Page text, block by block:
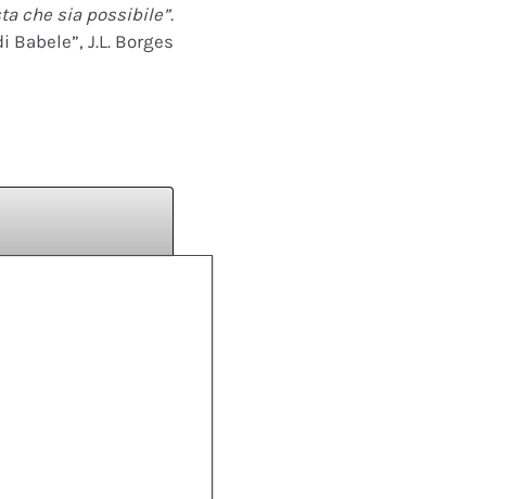
che sia possibile”.
Babele”, J.L. Borges